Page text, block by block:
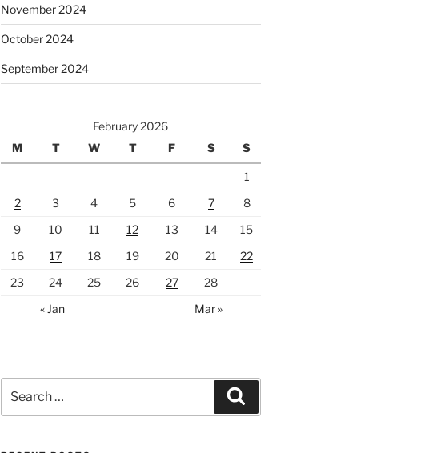
November 2024
October 2024
September 2024
February 2026
M
T W T F S S
1
2
3 4 5 6 7
8
9
10 11 12 13 14
15
16
17 18 19 20 21
22
23
24 25 26 27
28
« Jan
Mar »
for: